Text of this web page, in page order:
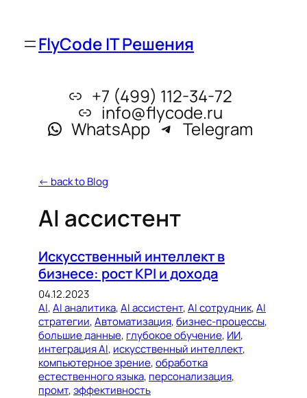
FlyCode IT Решения
+7 (499) 112-34-72
info@flycode.ru
WhatsApp Telegram
← back to Blog
AI ассистент
Искусственный интеллект в
бизнесе: рост KPI и дохода
04.12.2023
AI, AI аналитика, AI ассистент, AI сотрудник​​​​​​​​​​​, AI
стратегии, Автоматизация, бизнес-процессы
большие данные, глубокое обучение, ИИ
интеграция AI, искусственный интеллект
компьютерное зрение, обработка
естественного языка, персонализация
промт, эффективность